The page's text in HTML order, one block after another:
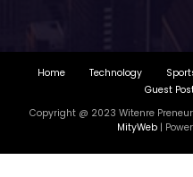
Guest
Copyright @ 2023 Witenre